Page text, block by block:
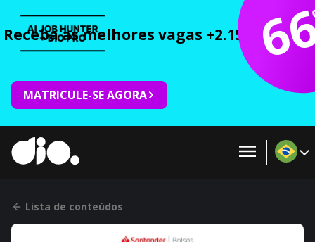
Receba as melhores vagas +2.150 cursos
MATRICULE-SE AGORA
Lista de conteúdos